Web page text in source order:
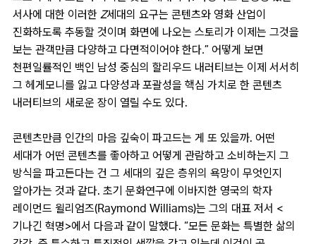
서사에 대한 이러한 Z세대의 요구는 콘텐츠와 영화 산업이
진화하도록 추동할 것이며 화면에 나오는 스토리가 이제는 그것을
보는 관객만큼 다양하고 다면적이어야 한다.” 어떻게 보면
천편일률적인 백인 남성 중심의 할리우드 내러티브는 이제 서서히
그 헤게모니를 잃고 다양성과 포괄성을 핵심 가치로 한 콘텐츠
내러티브의 새로운 장이 열릴 수도 있다.
콘텐츠만큼 인간의 마음 깊숙이 파고드는 게 또 있을까. 어떤
세대가 어떤 콘텐츠를 좋아하고 어떻게 관람하고 소비하는지 그
방식을 파고든다는 건 그 세대의 깊은 층위의 욕망이 무엇인지
알아가는 것과 같다. 초기 문화연구에 이바지한 영국의 학자
레이먼드 윌리엄즈(Raymond Williams)는 그의 대표 저서 <
기나긴 혁명>에서 다음과 같이 말했다. “모든 문화는 특별한 삶의